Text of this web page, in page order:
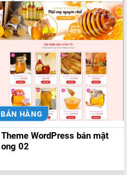
BÁN HÀNG
Theme WordPress bán mật
ong 02